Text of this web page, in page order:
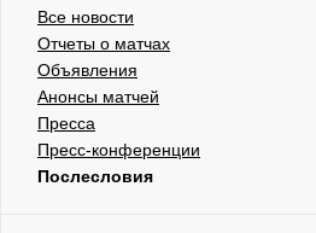
Все новости
Отчеты о матчах
Объявления
Анонсы матчей
Пресса
Пресс-конференции
Послесловия